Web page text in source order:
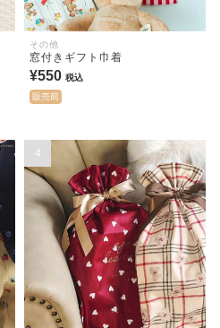
その他
窓付きギフト巾着
¥550 税込
販売前
4